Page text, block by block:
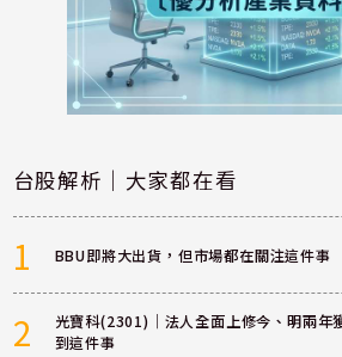
台股解析｜大家都在看
1 BBU即將大出貨，但市場都在關注這件事
2
光寶科(2301)｜法人全面上修今、明兩年
到這件事